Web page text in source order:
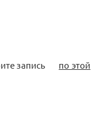
запись
по этой